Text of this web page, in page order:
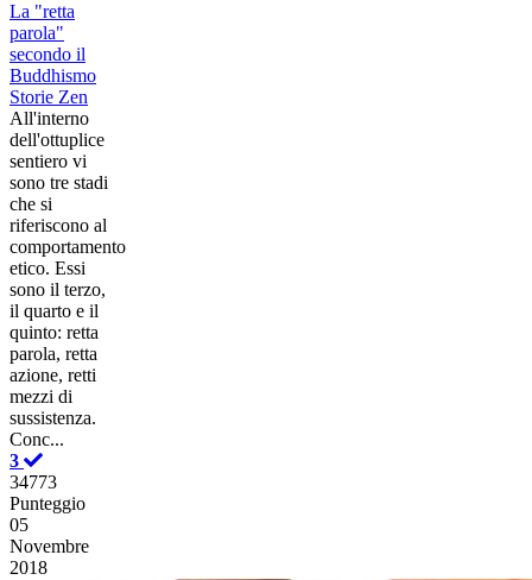
La "retta
parola"
secondo il
Buddhismo
Storie Zen
All'interno
dell'ottuplice
sentiero vi
sono tre stadi
che si
riferiscono al
comportamento
etico. Essi
sono il terzo,
il quarto e il
quinto: retta
parola, retta
azione, retti
mezzi di
sussistenza.
Conc...
3
34773
Punteggio
05
Novembre
2018